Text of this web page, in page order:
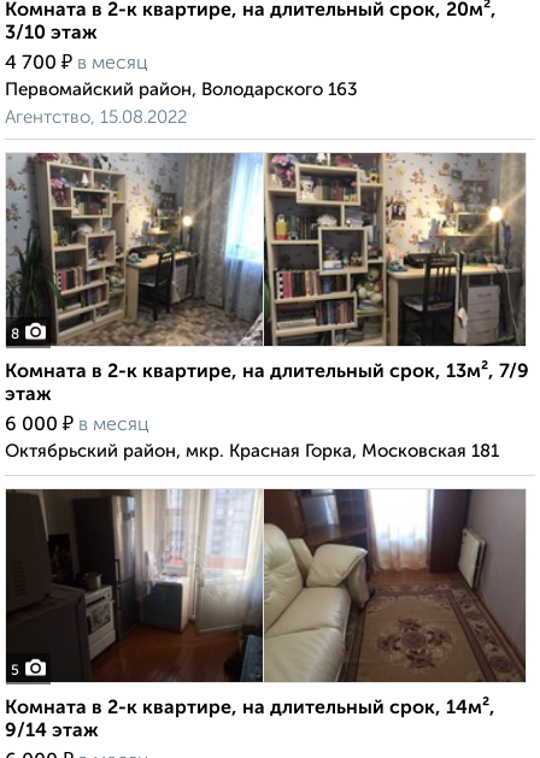
Комната в 2-к квартире, на длительный срок, 20м²,
3/10 этаж
4 700 ₽ в месяц
Первомайский район, Володарского 163
Агентство, 15.08.2022
8
Комната в 2-к квартире, на длительный срок, 13м², 7/9
этаж
6 000 ₽ в месяц
Октябрьский район, мкр. Красная Горка, Московская 181
5
Комната в 2-к квартире, на длительный срок, 14м²,
9/14 этаж